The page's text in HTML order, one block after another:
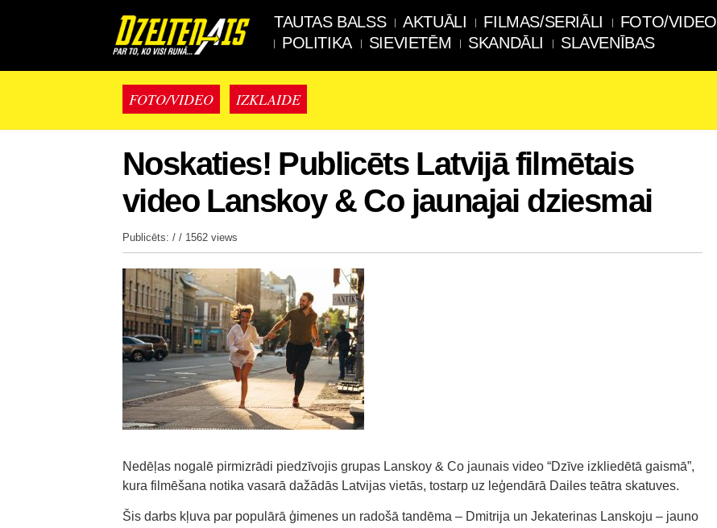
TAUTAS BALSS AKTUĀLI FILMAS/SERIĀLI FOTO/VIDEO
POLITIKA
SIEVIETĒM SKANDĀLI SLAVENĪBAS
FOTO/VIDEO IZKLAIDE
Noskaties! Publicēts Latvijā filmētais
video Lanskoy & Co jaunajai dziesmai
Publicēts: / / 1562 views
Nedēļas nogalē pirmizrādi piedzīvojis grupas Lanskoy & Co jaunais video “Dzīve izkliedētā gaismā”,
kura filmēšana notika vasarā dažādās Latvijas vietās, tostarp uz leģendārā Dailes teātra skatuves.
Šis darbs kļuva par populārā ģimenes un radošā tandēma – Dmitrija un Jekaterinas Lanskoju – jauno